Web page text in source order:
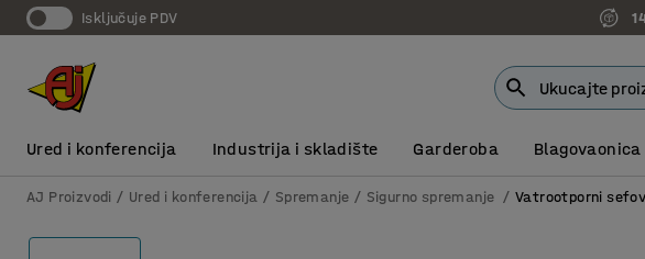
Isključuje PDV
Ured i konferencija Industrija i skladište Garderoba Blagovaonica
AJ Proizvodi Ured i konferencija Spremanje Sigurno spremanje Vatrootporni